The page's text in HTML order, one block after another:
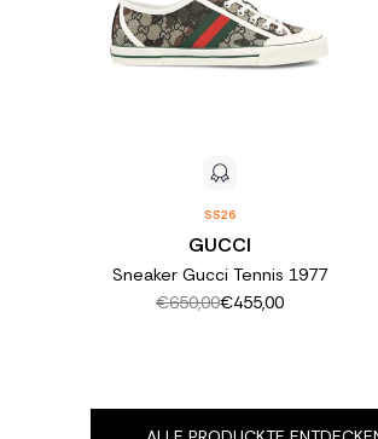
SS26
GUCCI
Sneaker Gucci Tennis 1977
€650,00€455,00